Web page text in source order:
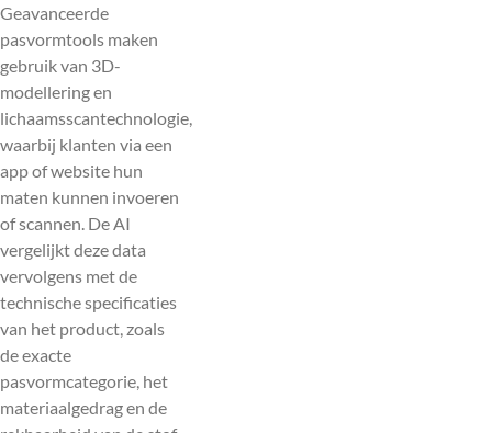
Geavanceerde
pasvormtools maken
gebruik van 3D-
modellering en
lichaamsscantechnologie,
waarbij klanten via een
app of website hun
maten kunnen invoeren
of scannen. De AI
vergelijkt deze data
vervolgens met de
technische specificaties
van het product, zoals
de exacte
pasvormcategorie, het
materiaalgedrag en de